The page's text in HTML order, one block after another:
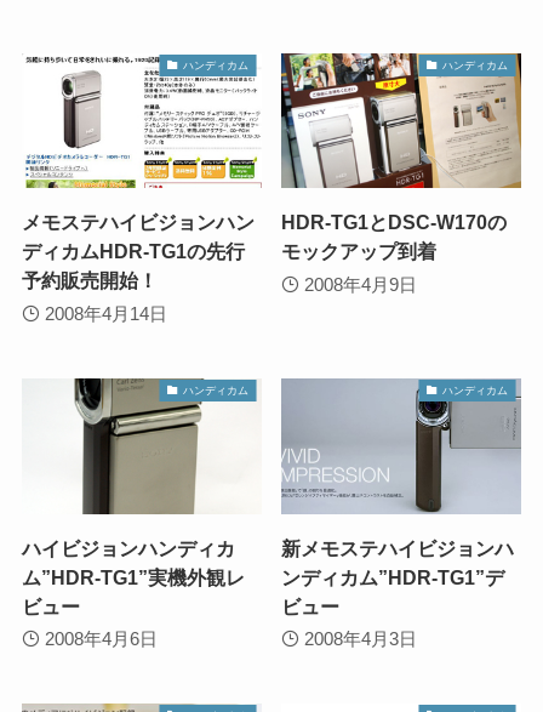
ハンディカム
メモステハイビジョンハン
ディカムHDR-TG1の先行
予約販売開始！
2008年4月14日
ハンディカム
HDR-TG1とDSC-W170の
モックアップ到着
2008年4月9日
ハンディカム
ハイビジョンハンディカ
ム”HDR-TG1”実機外観レ
ビュー
2008年4月6日
ハンディカム
新メモステハイビジョンハ
ンディカム”HDR-TG1”デ
ビュー
2008年4月3日